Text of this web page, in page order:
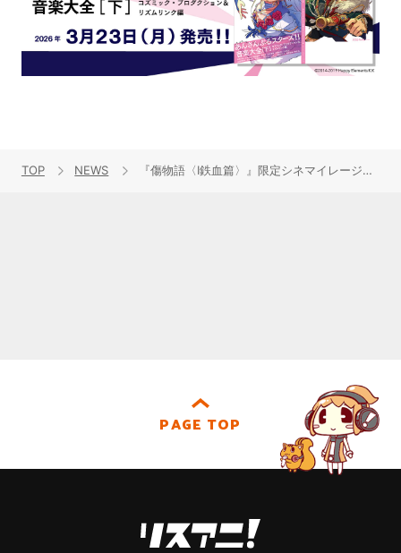
TOP NEWS 『傷物語〈Ⅰ鉄血篇〉』限定シネマイレージカードが登場！
PAGE TOP